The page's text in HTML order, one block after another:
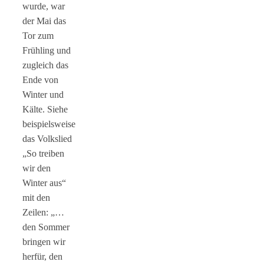
wurde, war
der Mai das
Tor zum
Frühling und
zugleich das
Ende von
Winter und
Kälte. Siehe
beispielsweise
das Volkslied
„So treiben
wir den
Winter aus“
mit den
Zeilen: „…
den Sommer
bringen wir
herfür, den